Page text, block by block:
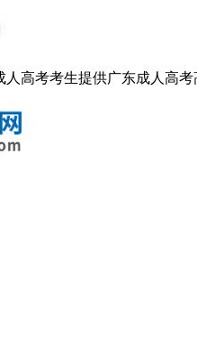
高考考生提供广东成人高考